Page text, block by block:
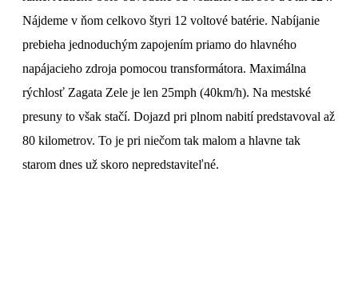
Nájdeme v ňom celkovo štyri 12 voltové batérie. Nabíjanie
prebieha jednoduchým zapojením priamo do hlavného
napájacieho zdroja pomocou transformátora. Maximálna
rýchlosť Zagata Zele je len 25mph (40km/h). Na mestské
presuny to však stačí. Dojazd pri plnom nabití predstavoval až
80 kilometrov. To je pri niečom tak malom a hlavne tak
starom dnes už skoro nepredstaviteľné.